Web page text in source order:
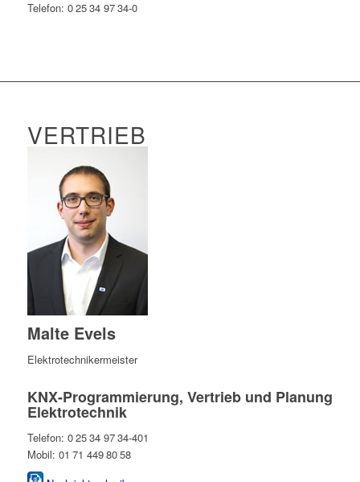
Telefon: 0 25 34 97 34-0
VERTRIEB
Malte Evels
Elektrotechnikermeister
KNX-Programmierung, Vertrieb und Planung
Elektrotechnik
Telefon: 0 25 34 97 34-401
Mobil: 01 71 449 80 58